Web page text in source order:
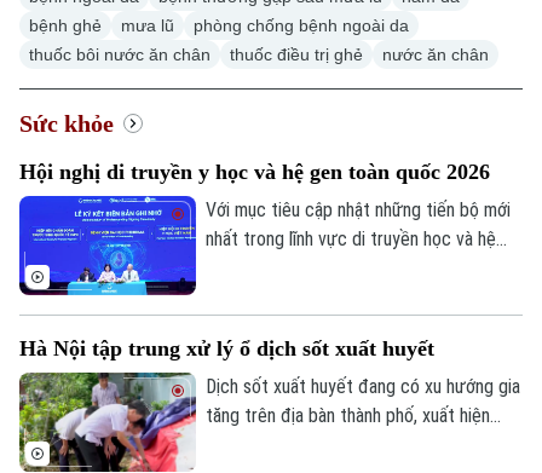
bệnh ghẻ
mưa lũ
phòng chống bệnh ngoài da
thuốc bôi nước ăn chân
thuốc điều trị ghẻ nước ăn chân
Sức khỏe
Hội nghị di truyền y học và hệ gen toàn quốc 2026
Với mục tiêu cập nhật những tiến bộ mới
nhất trong lĩnh vực di truyền học và hệ
2026 với chủ đề "Hệ gen, Di truyền Y học
và các tiến bộ trong chẩn đoán, phòng và
điều trị bệnh".
Hà Nội tập trung xử lý ổ dịch sốt xuất huyết
Dịch sốt xuất huyết đang có xu hướng gia
tăng trên địa bàn thành phố, xuất hiện